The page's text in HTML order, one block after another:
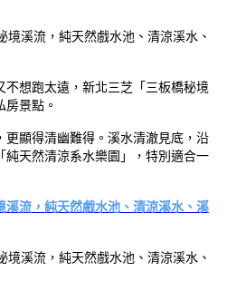
想跑太遠，新北三芝「三板橋秘境
景點。
顯得清幽難得。溪水清澈見底，沿
天然清涼系水樂園」，特別適合一
流，純天然戲水池、清涼溪水、溪